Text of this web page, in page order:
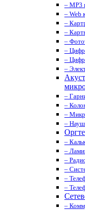
– MP3
– Web
–
–
–
–
–
–
–
–
–
–
–
–
–
–
–
–
–